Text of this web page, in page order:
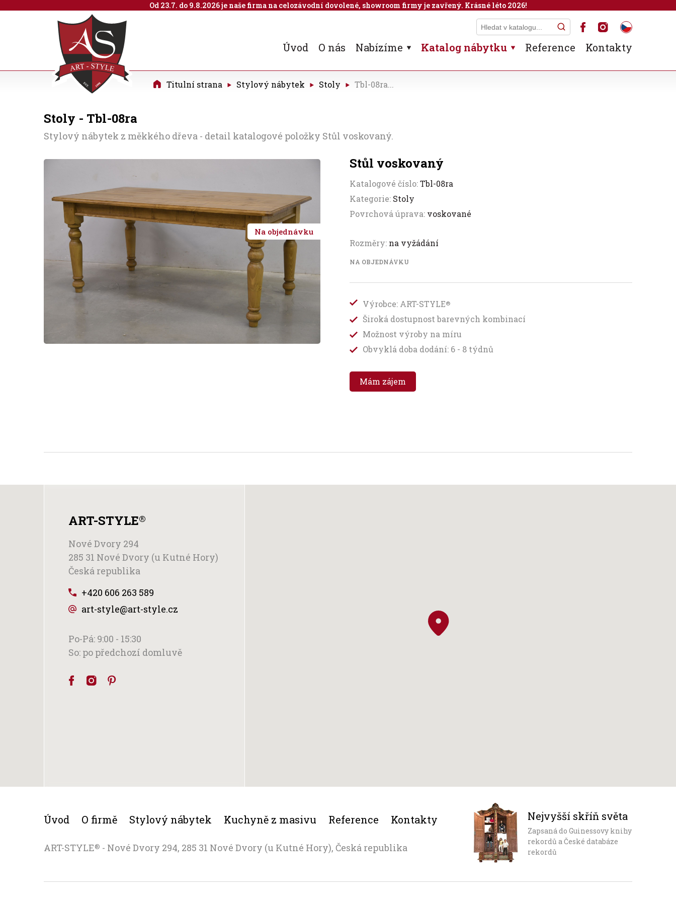
Úvod O nás Nabízíme Katalog nábytku Reference Kontakty
Stoly - Tbl-08ra
Stylový nábytek z měkkého dřeva - detail katalogové položky Stůl voskovaný.
Titulní strana Stylový nábytek Stoly Tbl-08ra...
Na objednávku
Stůl voskovaný
Katalogové číslo:Tbl-08ra
Kategorie: Stoly
Povrchová úprava: voskované
Rozměry: na vyžádání
NA OBJEDNÁVKU
Výrobce: ART-STYLE®
Široká dostupnost barevných kombinací
Možnost výroby na míru
Obvyklá doba dodání: 6 - 8 týdnů
Mám zájem
ART-STYLE®
Nové Dvory 294
285 31 Nové Dvory (u Kutné Hory)
Česká republika
+420 606 263 589
art-style@art-style.cz
Po-Pá: 9:00 - 15:30
So: po předchozí domluvě
Úvod O firmě Stylový nábytek Kuchyně z masivu Reference Kontakty
ART-STYLE® - Nové Dvory 294, 285 31 Nové Dvory (u Kutné Hory), Česká republika
Nejvyšší skříň světa
Zapsaná do Guinessovy knihy
rekordů a České databáze
rekordů
Od 23.7. do 9.8.2026 je naše firma na celozávodní dovolené, showroom firmy je zavřený. Krásné léto 2026!